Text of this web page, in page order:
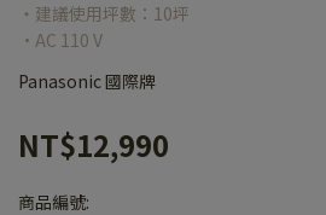
‧建議使用坪數：10坪
·AC 110 V
Panasonic 國際牌
NT$12,990
商品編號: